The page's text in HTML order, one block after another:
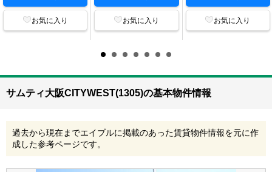
お気に入り お気に入り お気に入り
サムティ大阪CITYWEST(1305)の基本物件情報
過去から現在までエイブルに掲載のあった賃貸物件情報を元に作
成した参考ページです。